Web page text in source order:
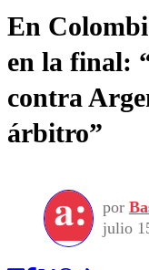
En
en la final:
contra
árbitro”
por
julio